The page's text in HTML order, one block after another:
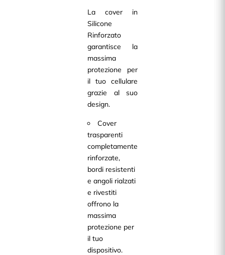
La cover in
Silicone
Rinforzato
garantisce la
massima
protezione per
il tuo cellulare
grazie al suo
design.
Cover
trasparenti
completamente
rinforzate,
bordi resistenti
e angoli rialzati
e rivestiti
offrono la
massima
protezione per
il tuo
dispositivo.